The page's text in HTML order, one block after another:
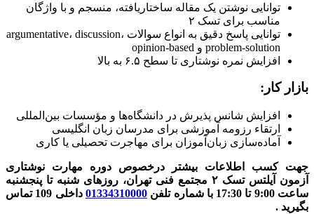
توانایی نوشتن یک مقاله ساختاریافته، منسجم و با واژگان
مناسب برای تسک ۲
توانایی پاسخ دقیق به انواع سوالات argumentative، discussion،
problem-solution و opinion-based
افزایش نمره نوشتاری تا سطح ۶.۵ به بالا
بازار کار:
افزایش شانس پذیرش در دانشگاه‌ها و مؤسسات بین‌المللی
ارتقاء رزومه آموزشی برای مدرسان زبان انگلیسی
آماده‌سازی زبان‌آموزان برای مهاجرت تحصیلی یا کاری
جهت کسب اطلاعات بیشتر درخصوص دوره مهارت نوشتاری
آزمون آیلتس تسک ۲ مجتمع فنی تهران، روزهای شنبه تا پنجشنبه
ساعت 9:00 تا 17:30 با شماره تلفن
01334310000
داخلی 109 تماس
بگیرید .